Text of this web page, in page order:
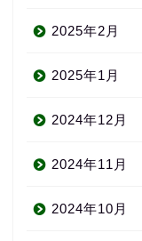
2025年2月
2025年1月
2024年12月
2024年11月
2024年10月